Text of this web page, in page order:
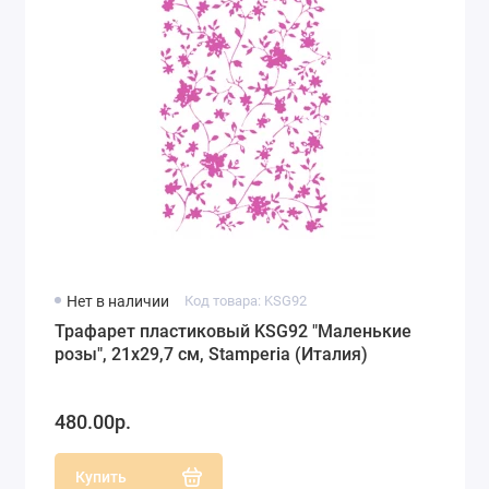
Нет в наличии Код товара: KSG92
Трафарет пластиковый KSG92 "Маленькие
розы", 21х29,7 см, Stamperia (Италия)
480.00р.
Купить